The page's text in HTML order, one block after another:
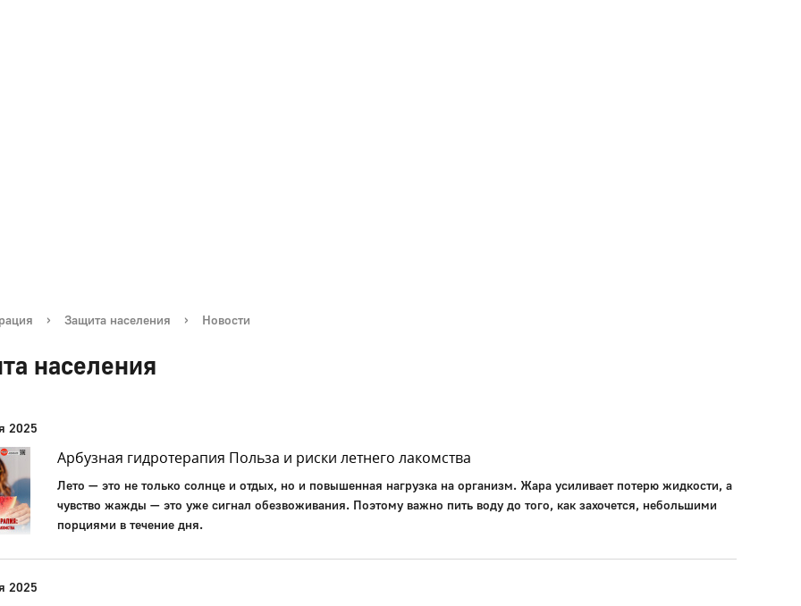
› Защита населения › Новости
населения
2025
Арбузная гидротерапия Польза и риски летнего лакомства
Лето — это не только солнце и отдых, но и повышенная нагрузка на организм. Жара усиливает потерю жидкости, а
чувство жажды — это уже сигнал обезвоживания. Поэтому важно пить воду до того, как захочется, небольшими
порциями в течение дня.
2025